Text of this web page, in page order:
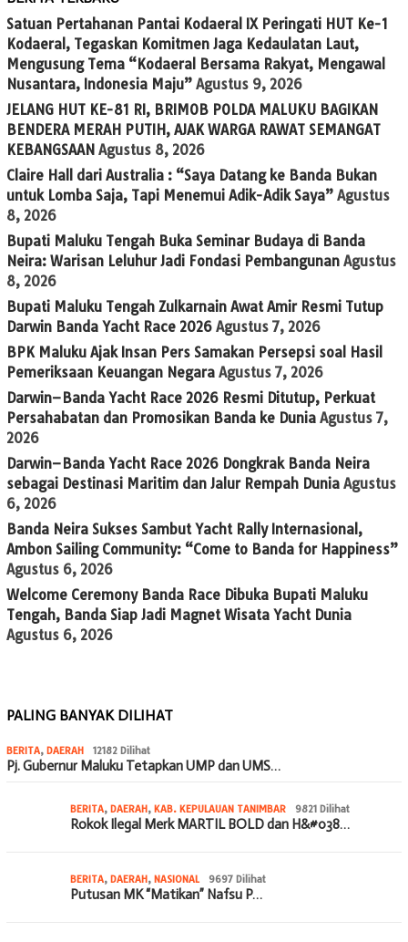
Satuan Pertahanan Pantai Kodaeral IX Peringati HUT Ke-1
Kodaeral, Tegaskan Komitmen Jaga Kedaulatan Laut,
Mengusung Tema “Kodaeral Bersama Rakyat, Mengawal
Nusantara, Indonesia Maju” Agustus 9, 2026
JELANG HUT KE-81 RI, BRIMOB POLDA MALUKU BAGIKAN
BENDERA MERAH PUTIH, AJAK WARGA RAWAT SEMANGAT
KEBANGSAAN Agustus 8, 2026
Claire Hall dari Australia : “Saya Datang ke Banda Bukan
untuk Lomba Saja, Tapi Menemui Adik-Adik Saya” Agustus
8, 2026
Bupati Maluku Tengah Buka Seminar Budaya di Banda
Neira: Warisan Leluhur Jadi Fondasi Pembangunan Agustus
8, 2026
Bupati Maluku Tengah Zulkarnain Awat Amir Resmi Tutup
Darwin Banda Yacht Race 2026 Agustus 7, 2026
BPK Maluku Ajak Insan Pers Samakan Persepsi soal Hasil
Pemeriksaan Keuangan Negara Agustus 7, 2026
Darwin–Banda Yacht Race 2026 Resmi Ditutup, Perkuat
Persahabatan dan Promosikan Banda ke Dunia Agustus 7,
2026
Darwin–Banda Yacht Race 2026 Dongkrak Banda Neira
sebagai Destinasi Maritim dan Jalur Rempah Dunia Agustus
6, 2026
Banda Neira Sukses Sambut Yacht Rally Internasional,
Ambon Sailing Community: “Come to Banda for Happiness”
Agustus 6, 2026
Welcome Ceremony Banda Race Dibuka Bupati Maluku
Tengah, Banda Siap Jadi Magnet Wisata Yacht Dunia
Agustus 6, 2026
PALING BANYAK DILIHAT
BERITA, DAERAH 12182 Dilihat
Pj. Gubernur Maluku Tetapkan UMP dan UMS…
BERITA, DAERAH, KAB. KEPULAUAN TANIMBAR 9821 Dilihat
Rokok Ilegal Merk MARTIL BOLD dan H&#038…
BERITA, DAERAH, NASIONAL 9697 Dilihat
Putusan MK “Matikan” Nafsu P…